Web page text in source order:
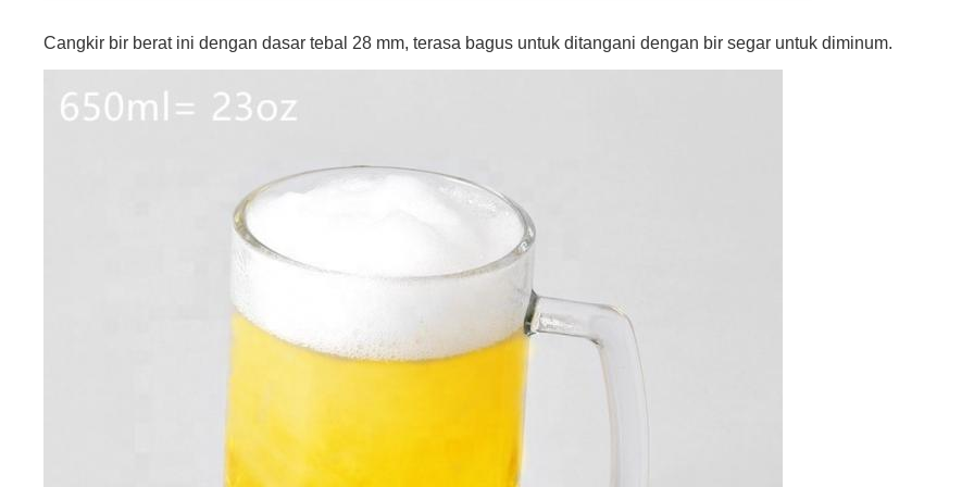
Cangkir bir berat ini dengan dasar tebal 28 mm, terasa bagus untuk ditangani dengan bir segar untuk diminum.